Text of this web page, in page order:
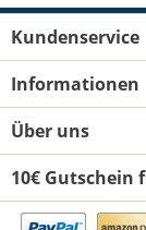
Kundenservice
Informationen
Über uns
10€ Gutschein